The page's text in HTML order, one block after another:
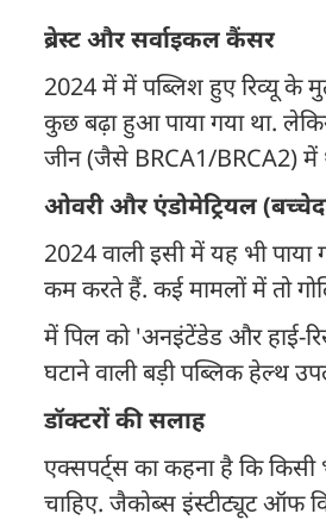
ब्रेस्ट और सर्वाइकल कैंसर
2024 में में पब्लिश हुए रिव्यू के
कुछ बढ़ा हुआ पाया गया था.
जीन (जैसे BRCA1/BRCA2) में
ओवरी और एंडोमेट्रियल
2024 वाली इसी में यह भी पाया
कम करते हैं. कई मामलों में तो
में पिल को 'अनइंटेंडेड और हाई-
घटाने वाली बड़ी पब्लिक हेल्थ
डॉक्टरों की सलाह
एक्सपर्ट्स का कहना है कि
चाहिए. जैकोब्स इंस्टीट्यूट ऑफ